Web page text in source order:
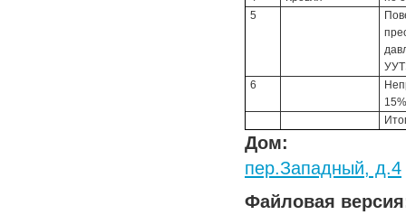
5
6
15%
Дом:
пер.Западный, д.4
Файловая